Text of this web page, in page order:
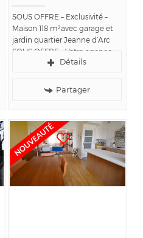
SOUS OFFRE – Exclusivité –
Maison 118 m²avec garage et
jardin quartier Jeanne d’Arc
SOUS OFFRE - Votre agence
VICHY JEANNE D’ARC
l’immobilier sur le secteur de
Détails
Partager